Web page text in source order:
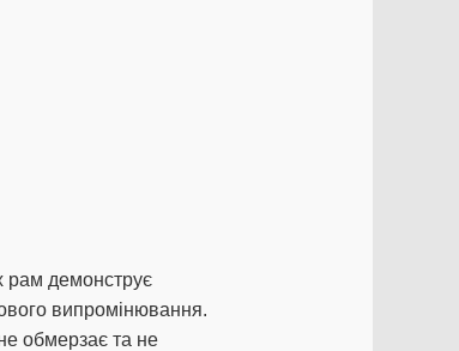
рам демонструє
випромінювання.
обмерзає та не